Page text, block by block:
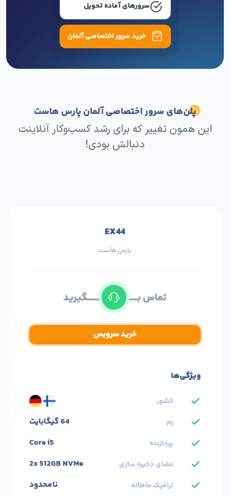
خرید سرور اختصاصی آلمان
سرورهای آماده تحویل
پلن‌های سرور اختصاصی آلمان پارس هاست
این همون تغییر که برای رشد کسب‌وکار آنلاینت
دنبالش بودی!
EX44
پارس هاست
تماس بــــــــــــــــــــــــــــــــگیرید
خرید سرویس
ویژگی‌ها
کشور
رم
64 گیگابایت
پردازنده Core i5
فضای ذخیره سازی 2x 512GB NVMe
ترافیک ماهانه نامحدود